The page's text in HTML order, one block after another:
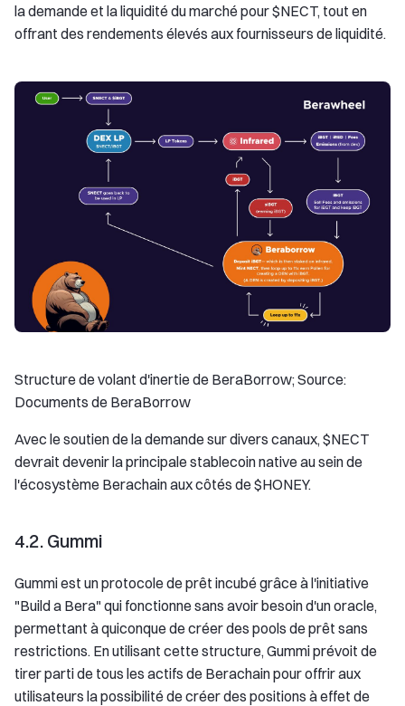
la demande et la liquidité du marché pour $NECT, tout en
offrant des rendements élevés aux fournisseurs de liquidité.
Structure de volant d'inertie de BeraBorrow; Source:
Documents de BeraBorrow
Avec le soutien de la demande sur divers canaux, $NECT
devrait devenir la principale stablecoin native au sein de
l'écosystème Berachain aux côtés de $HONEY.
4.2. Gummi
Gummi est un protocole de prêt incubé grâce à l'initiative
"Build a Bera" qui fonctionne sans avoir besoin d'un oracle,
permettant à quiconque de créer des pools de prêt sans
restrictions. En utilisant cette structure, Gummi prévoit de
tirer parti de tous les actifs de Berachain pour offrir aux
utilisateurs la possibilité de créer des positions à effet de